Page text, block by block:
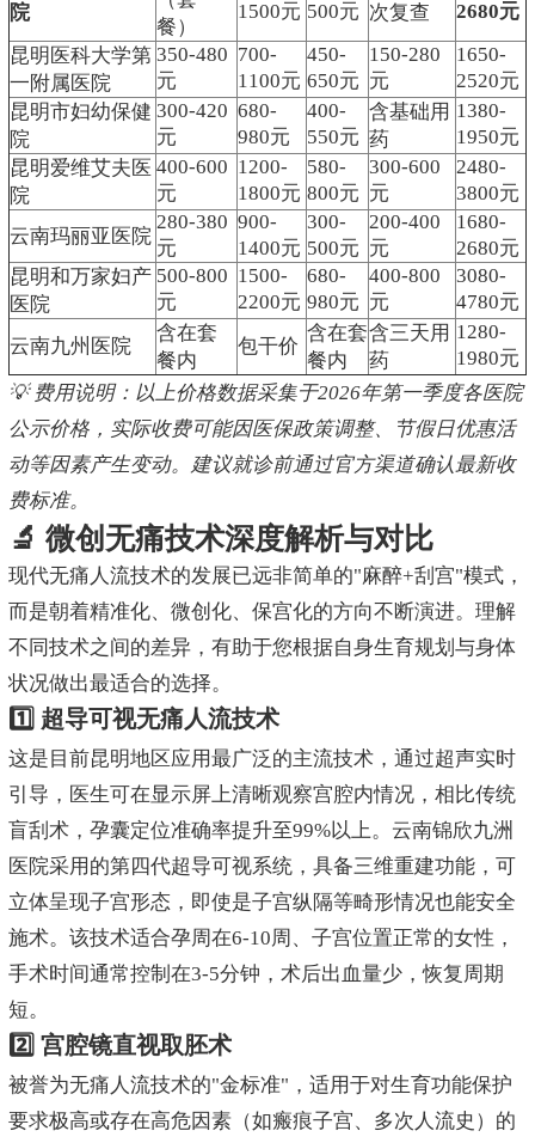
院
餐）
1500元 500元 次复查
2680元
昆明医科大学第
一附属医院
350-480
元
700-
1100元
450-
650元
150-280
元
1650-
2520元
昆明市妇幼保健
院
300-420
元
680-
980元
400-
550元
含基础用
药
1380-
1950元
昆明爱维艾夫医
院
400-600
元
1200-
1800元
580-
800元
300-600
元
2480-
3800元
云南玛丽亚医院
280-380
元
900-
1400元
300-
500元
200-400
元
1680-
2680元
昆明和万家妇产
医院
500-800
元
1500-
2200元
680-
980元
400-800
元
3080-
4780元
云南九州医院
含在套
餐内
包干价
含在套
餐内
含三天用
药
1280-
1980元
💡 费用说明：以上价格数据采集于2026年第一季度各医院
公示价格，实际收费可能因医保政策调整、节假日优惠活
动等因素产生变动。建议就诊前通过官方渠道确认最新收
费标准。
🔬 微创无痛技术深度解析与对比
现代无痛人流技术的发展已远非简单的"麻醉+刮宫"模式，
而是朝着精准化、微创化、保宫化的方向不断演进。理解
不同技术之间的差异，有助于您根据自身生育规划与身体
状况做出最适合的选择。
1️⃣ 超导可视无痛人流技术
这是目前昆明地区应用最广泛的主流技术，通过超声实时
引导，医生可在显示屏上清晰观察宫腔内情况，相比传统
盲刮术，孕囊定位准确率提升至99%以上。云南锦欣九洲
医院采用的第四代超导可视系统，具备三维重建功能，可
立体呈现子宫形态，即使是子宫纵隔等畸形情况也能安全
施术。该技术适合孕周在6-10周、子宫位置正常的女性，
手术时间通常控制在3-5分钟，术后出血量少，恢复周期
短。
2️⃣ 宫腔镜直视取胚术
被誉为无痛人流技术的"金标准"，适用于对生育功能保护
要求极高或存在高危因素（如瘢痕子宫、多次人流史）的